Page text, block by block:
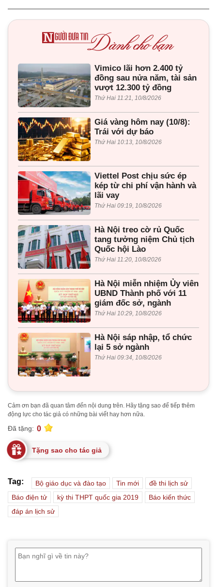
Vimico lãi hơn 2.400 tỷ
đồng sau nửa năm, tài sản
vượt 12.300 tỷ đồng
Thứ Hai 11:21, 10/8/2026
Giá vàng hôm nay (10/8):
Trái với dự báo
Thứ Hai 10:13, 10/8/2026
Viettel Post chịu sức ép
kép từ chi phí vận hành và
lãi vay
Thứ Hai 09:19, 10/8/2026
Hà Nội treo cờ rủ Quốc
tang tưởng niệm Chủ tịch
Quốc hội Lào
Thứ Hai 11:20, 10/8/2026
Hà Nội miễn nhiệm Ủy viên
UBND Thành phố với 11
giám đốc sở, ngành
Thứ Hai 10:29, 10/8/2026
Hà Nội sáp nhập, tổ chức
lại 5 sở ngành
Thứ Hai 09:34, 10/8/2026
Cảm ơn bạn đã quan tâm đến nội dung trên. Hãy tặng sao để tiếp thêm
động lực cho tác giả có những bài viết hay hơn nữa.
Đã tặng: 0
Tặng sao cho tác giả
Tag: Bộ giáo dục và đào tạo Tin mới
đề thi lịch sử
Báo điện tử
kỳ thi THPT quốc gia 2019
Báo kiến thức
đáp án lịch sử